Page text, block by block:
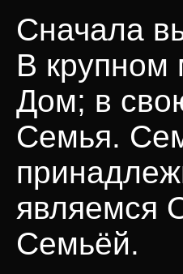
Сначала
В крупном
Дом; в
Семья.
являемся
Семьёй.